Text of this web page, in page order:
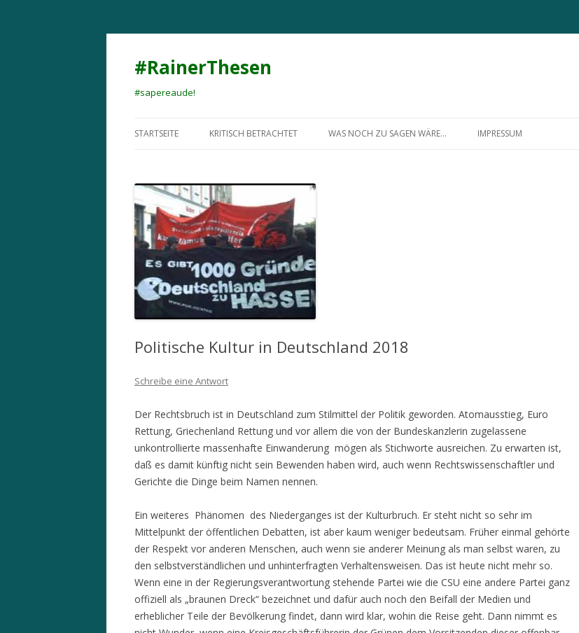
#RainerThesen
#sapereaude!
Inhalt
STARTSEITE KRITISCH BETRACHTET WAS NOCH ZU SAGEN WÄRE… IMPRESSUM
Politische Kultur in Deutschland 2018
Schreibe eine Antwort
Der Rechtsbruch ist in Deutschland zum Stilmittel der Politik geworden. Atomausstieg, Euro
Rettung, Griechenland Rettung und vor allem die von der Bundeskanzlerin zugelassene
unkontrollierte massenhafte Einwanderung mögen als Stichworte ausreichen. Zu erwarten ist,
daß es damit künftig nicht sein Bewenden haben wird, auch wenn Rechtswissenschaftler und
Gerichte die Dinge beim Namen nennen.
Ein weiteres Phänomen des Niederganges ist der Kulturbruch. Er steht nicht so sehr im
Mittelpunkt der öffentlichen Debatten, ist aber kaum weniger bedeutsam. Früher einmal gehörte
der Respekt vor anderen Menschen, auch wenn sie anderer Meinung als man selbst waren, zu
den selbstverständlichen und unhinterfragten Verhaltensweisen. Das ist heute nicht mehr so.
Wenn eine in der Regierungsverantwortung stehende Partei wie die CSU eine andere Partei ganz
offiziell als „braunen Dreck“ bezeichnet und dafür auch noch den Beifall der Medien und
erheblicher Teile der Bevölkerung findet, dann wird klar, wohin die Reise geht. Dann nimmt es